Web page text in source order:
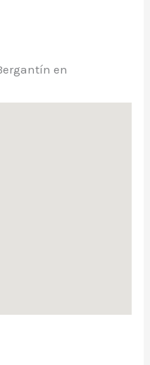
en